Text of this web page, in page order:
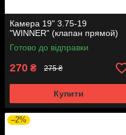
Камера 19" 3.75-19
"WINNER" (клапан прямой)
Готово до відправки
270 ₴ 275 ₴
Купити
–2%